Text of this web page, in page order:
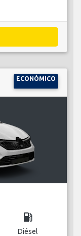
ECONÓMICO
local_gas_station
Diésel